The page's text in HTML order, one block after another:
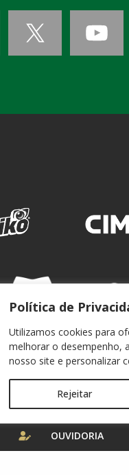
Política de
Utilizamos cookies para
melhorar o desempenho,
nosso site e personalizar
Rejeitar
WEBMAIL
OUVIDORIA